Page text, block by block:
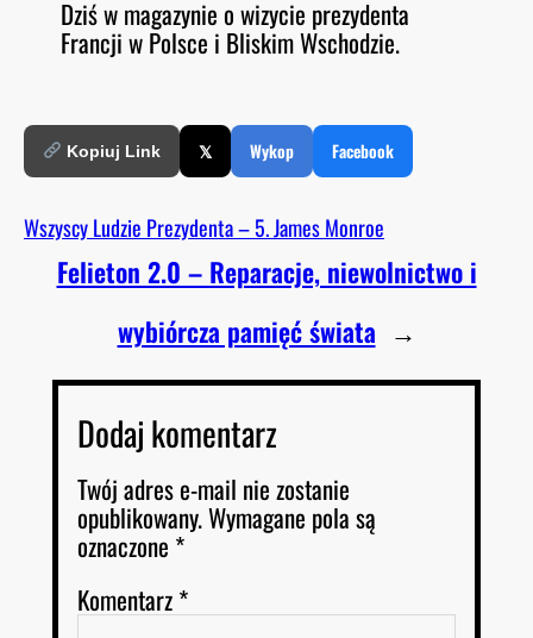
O
D
E
RSS FEED
LINK
Dziś w magazynie o wizycie prezydenta
Francji w Polsce i Bliskim Wschodzie.
Kopiuj Link 𝕏 Wykop Facebook
Wszyscy Ludzie Prezydenta – 5. James Monroe
Felieton 2.0 – Reparacje, niewolnictwo i
wybiórcza pamięć świata →
Dodaj komentarz
Twój adres e-mail nie zostanie
opublikowany.Wymagane pola są
oznaczone *
Komentarz*